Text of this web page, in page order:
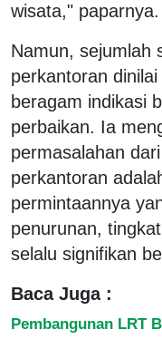
wisata," paparnya.
Namun, sejumlah
perkantoran
beragam indikasi
perbaikan. Ia
permasalahan dari
perkantoran
permintaannya
penurunan,
selalu signifikan
Baca Juga :
Pembangunan LRT